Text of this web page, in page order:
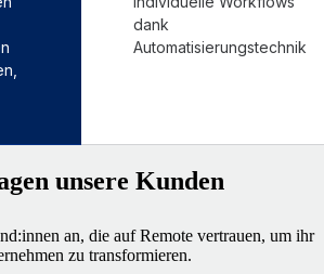
dank
Automatisierungstechnik
unsere Kunden
an, die auf Remote vertrauen, um ihr
zu transformieren.